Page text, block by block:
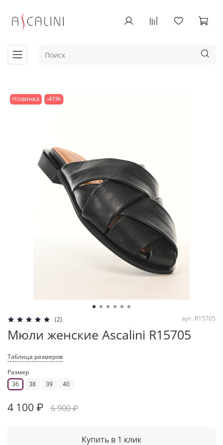
Новинка -41%
(2) арт. R15705
Мюли женские Ascalini R15705
Таблица размеров
Размер
36
38 39 40
4 100 ₽ 6 900 ₽
Купить в 1 клик